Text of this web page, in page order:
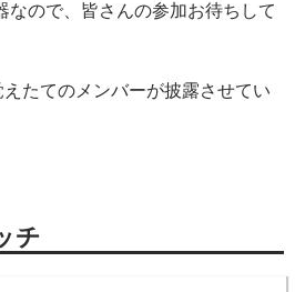
なので、皆さんの参加お待ちして
たてのメンバーが披露させてい
チ